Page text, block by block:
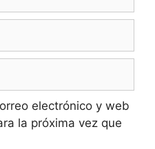
electrónico y web
la próxima vez que